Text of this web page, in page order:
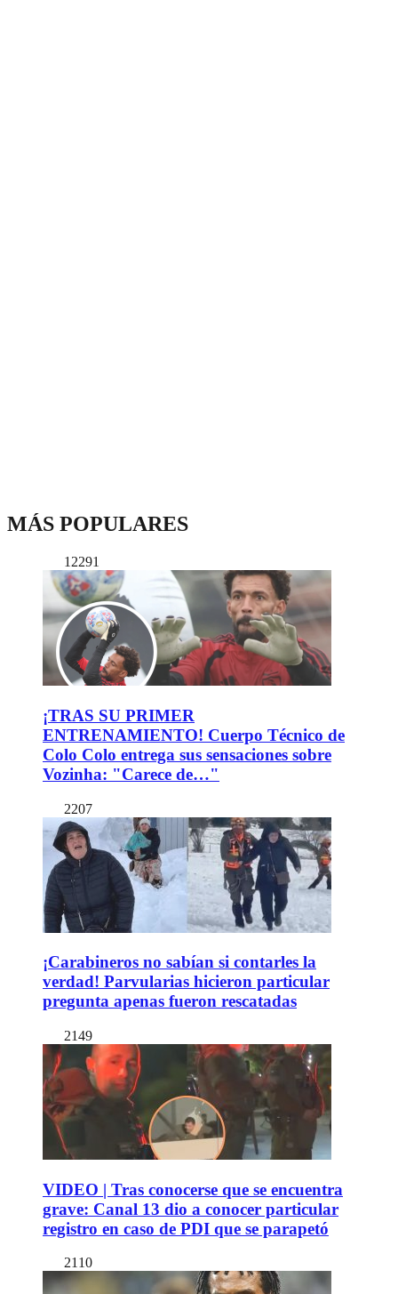
MÁS POPULARES
12291
¡TRAS SU PRIMER
ENTRENAMIENTO! Cuerpo Técnico de
Colo Colo entrega sus sensaciones sobre
Vozinha: "Carece de…"
2207
¡Carabineros no sabían si contarles la
verdad! Parvularias hicieron particular
pregunta apenas fueron rescatadas
2149
VIDEO | Tras conocerse que se encuentra
grave: Canal 13 dio a conocer particular
registro en caso de PDI que se parapetó
2110